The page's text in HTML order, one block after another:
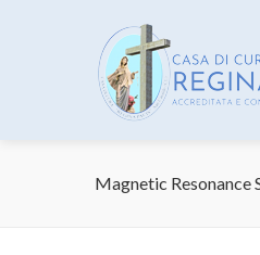
Magnetic Resonance